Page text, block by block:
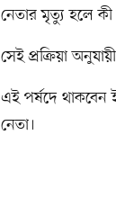
নেতার মৃত্যু হলে কী
সেই প্রক্রিয়া
এই পর্ষদে থাকবেন
নেতা।